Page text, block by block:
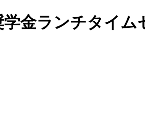
金ランチタイム